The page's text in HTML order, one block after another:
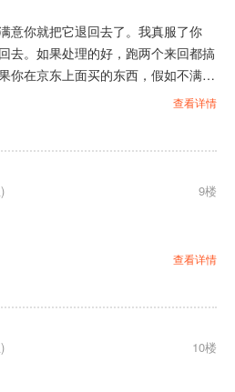
意你就把它退回去了。我真服了你
去。如果处理的好，跑两个来回都搞
你在京东上面买的东西，假如不满意
能把钱返还给你。我呢，在这里也不
果寄过去维修，差不多搞了20多天才
天就给我寄回来了。
查看详情
9楼
查看详情
10楼